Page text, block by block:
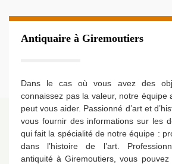
Antiquaire à Giremoutiers
Dans le cas où vous avez des
connaissez pas la valeur, notre équipe
peut vous aider. Passionné d’art et
vous fournir des informations sur les
qui fait la spécialité de notre équipe :
dans l’histoire de l’art.
antiquité à Giremoutiers, vous